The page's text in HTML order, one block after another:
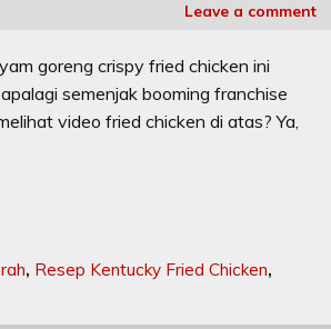
Leave a comment
goreng crispy fried chicken ini
semenjak booming franchise
video fried chicken di atas? Ya,
, Resep Kentucky Fried Chicken,